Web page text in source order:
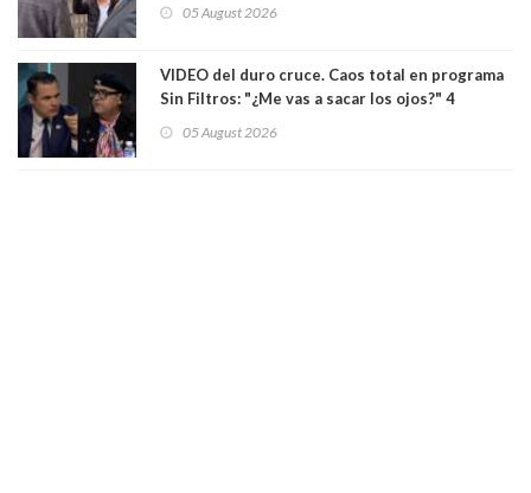
delegado nuevamente arrancando"
05 August 2026
VIDEO del duro cruce. Caos total en programa
Sin Filtros: "¿Me vas a sacar los ojos?" 4
excarabinero que dejó ciego a Gustavo Gatica:
05 August 2026